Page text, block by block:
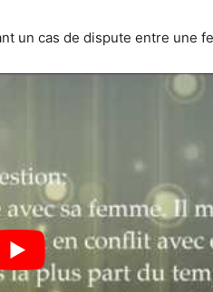
un cas de dispute entre une